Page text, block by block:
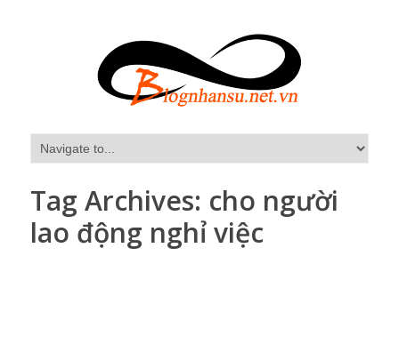
Tag Archives: cho người
lao động nghỉ việc